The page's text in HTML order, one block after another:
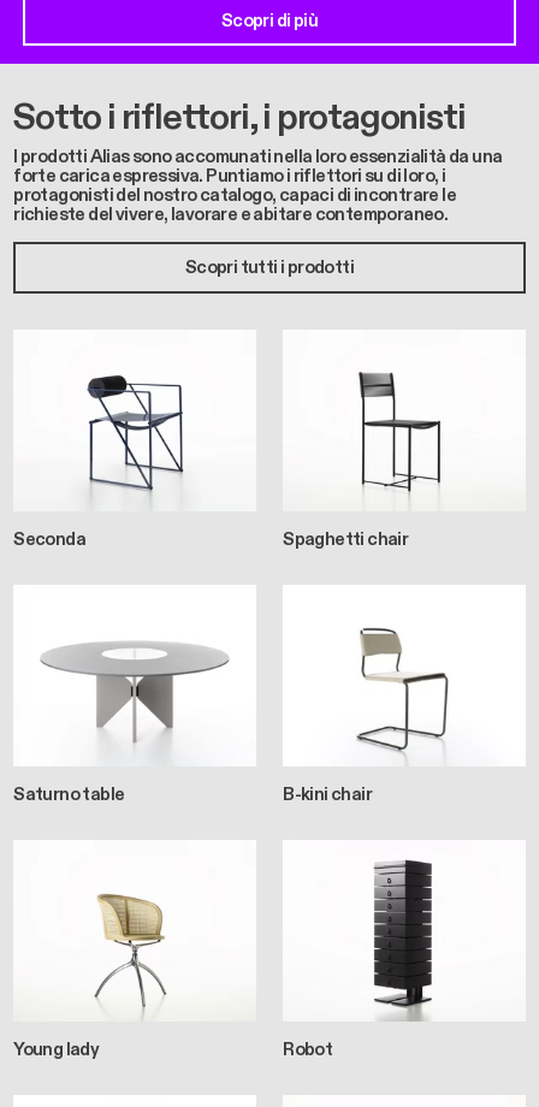
Scopri di più
Sotto i riflettori, i protagonisti
I prodotti Alias sono accomunati nella loro essenzialità da una
forte carica espressiva. Puntiamo i riflettori su di loro, i
protagonisti del nostro catalogo, capaci di incontrare le
richieste del vivere, lavorare e abitare contemporaneo.
Scopri tutti i prodotti
Seconda Spaghetti chair
Saturno table B-kini chair
Young lady Robot